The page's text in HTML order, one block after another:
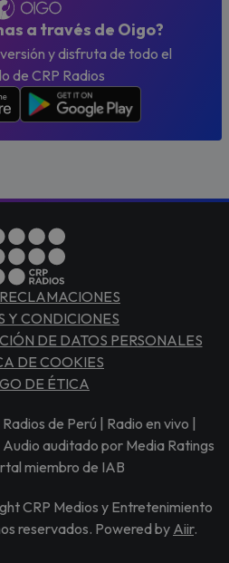
a través de Oigo?
y disfruta de todo el
de CRP Radios
Y CONDICIONES
DE DATOS PERSONALES
DE COOKIES
DE ÉTICA
de Perú | Radio en vivo |
auditado por Media Ratings
miembro de IAB
CRP Medios y Entretenimiento
reservados. Powered by Aiir.